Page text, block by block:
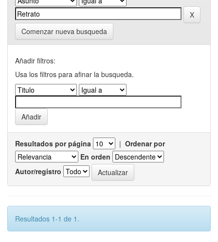
Comenzar nueva busqueda
Añadir filtros:
Usa los filtros para afinar la busqueda.
Resultados por página | Ordenar por
En orden
Autor/registro
Resultados 1-1 de 1.